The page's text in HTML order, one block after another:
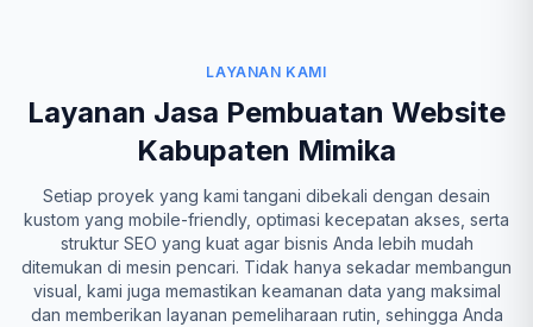
LAYANAN KAMI
Layanan Jasa Pembuatan Website
Kabupaten Mimika
Setiap proyek yang kami tangani dibekali dengan desain
kustom yang mobile-friendly, optimasi kecepatan akses, serta
struktur SEO yang kuat agar bisnis Anda lebih mudah
ditemukan di mesin pencari. Tidak hanya sekadar membangun
visual, kami juga memastikan keamanan data yang maksimal
dan memberikan layanan pemeliharaan rutin, sehingga Anda